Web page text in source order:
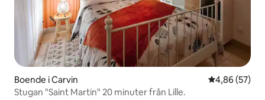
Boende i Carvin 4,86 av 5 i
4,86 (57)
Stugan "Saint Martin" 20 minuter från Lille.